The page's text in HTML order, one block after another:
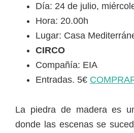
Día: 24 de julio,
Hora: 20.00h
Lugar: Casa
CIRCO
Compañía: EIA
Entradas. 5€
La piedra de madera es
donde las escenas se